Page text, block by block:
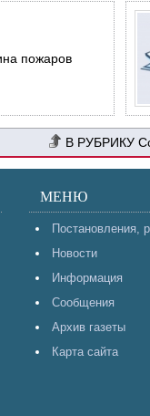
пожаров
МЕНЮ
Постановления,
Новости
Информация
Сообщения
Архив газеты
Карта сайта